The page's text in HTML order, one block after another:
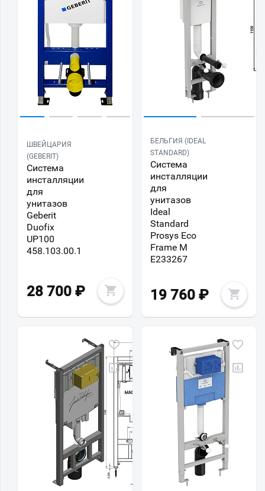
ШВЕЙЦАРИЯ
(GEBERIT)
Система
инсталляции
для
унитазов
Geberit
Duofix
UP100
458.103.00.1
28 700 ₽
БЕЛЬГИЯ (IDEAL
STANDARD)
Система
инсталляции
для
унитазов
Ideal
Standard
Prosys Eco
Frame M
E233267
19 760 ₽